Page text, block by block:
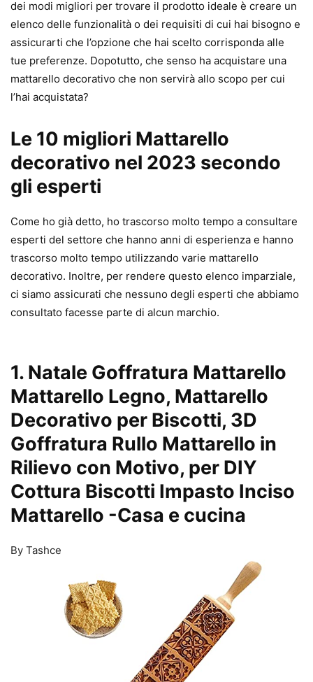
dei modi migliori per trovare il prodotto ideale è creare un
elenco delle funzionalità o dei requisiti di cui hai bisogno e
assicurarti che l’opzione che hai scelto corrisponda alle
tue preferenze. Dopotutto, che senso ha acquistare una
mattarello decorativo che non servirà allo scopo per cui
l’hai acquistata?
Le 10 migliori Mattarello
decorativo nel 2023 secondo
gli esperti
Come ho già detto, ho trascorso molto tempo a consultare
esperti del settore che hanno anni di esperienza e hanno
trascorso molto tempo utilizzando varie mattarello
decorativo. Inoltre, per rendere questo elenco imparziale,
ci siamo assicurati che nessuno degli esperti che abbiamo
consultato facesse parte di alcun marchio.
1. Natale Goffratura Mattarello
Mattarello Legno, Mattarello
Decorativo per Biscotti, 3D
Goffratura Rullo Mattarello in
Rilievo con Motivo, per DIY
Cottura Biscotti Impasto Inciso
Mattarello -Casa e cucina
By Tashce